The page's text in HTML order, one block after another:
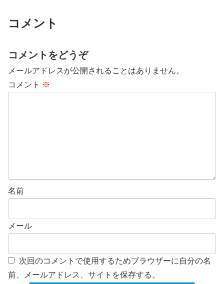
コメント
コメントをどうぞ
メールアドレスが公開されることはありません。
コメント ※
名前
メール
次回のコメントで使用するためブラウザーに自分の名
前、メールアドレス、サイトを保存する。